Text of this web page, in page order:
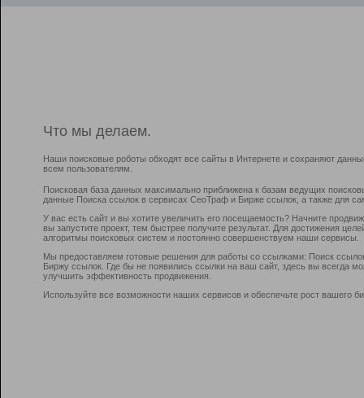
Что мы делаем.
Наши поисковые роботы обходят все сайты в Интернете и сохраняют
всем пользователям.
Поисковая база данных максимально приближена к базам ведущих
данные Поиска ссылок в сервисах СеоТраф и Бирже ссылок, а также для
У вас есть сайт и вы хотите увеличить его посещаемость? Начните
вы запустите проект, тем быстрее получите результат. Для достижения
алгоритмы поисковых систем и постоянно совершенствуем наши сервисы.
Мы предоставляем готовые решения для работы со ссылками: Поиск
Биржу ссылок. Где бы не появились ссылки на ваш сайт, здесь вы всегда
улучшить эффективность продвижения.
Используйте все возможности наших сервисов и обеспечьте рост вашего